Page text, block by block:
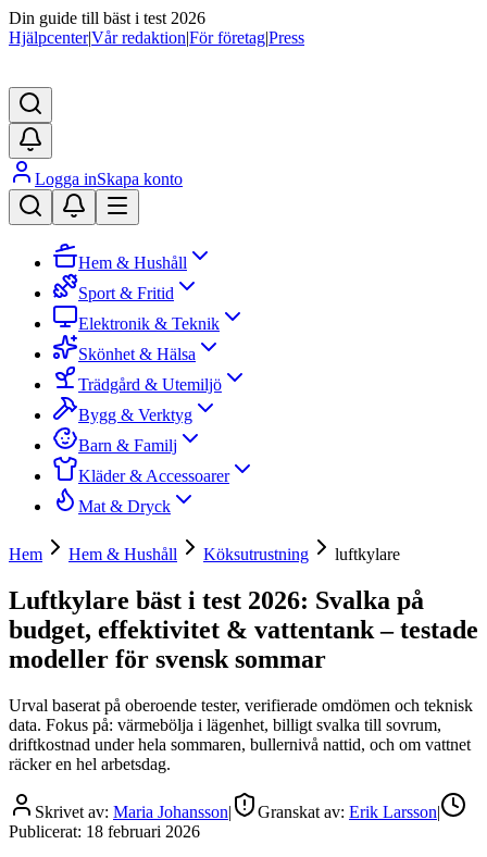
Din guide till bäst i test 2026
Hjälpcenter|Vår redaktion|För företag|Press
Logga inSkapa konto
Hem & Hushåll
Sport & Fritid
Elektronik & Teknik
Skönhet & Hälsa
Trädgård & Utemiljö
Bygg & Verktyg
Barn & Familj
Kläder & Accessoarer
Mat & Dryck
Hem Hem & Hushåll Köksutrustning luftkylare
Luftkylare bäst i test 2026: Svalka på
budget, effektivitet & vattentank – testade
modeller för svensk sommar
Urval baserat på oberoende tester, verifierade omdömen och teknisk
data. Fokus på: värmebölja i lägenhet, billigt svalka till sovrum,
driftkostnad under hela sommaren, bullernivå nattid, och om vattnet
räcker en hel arbetsdag.
Skrivet av: Maria Johansson| Granskat av: Erik Larsson|
Publicerat: 18 februari 2026